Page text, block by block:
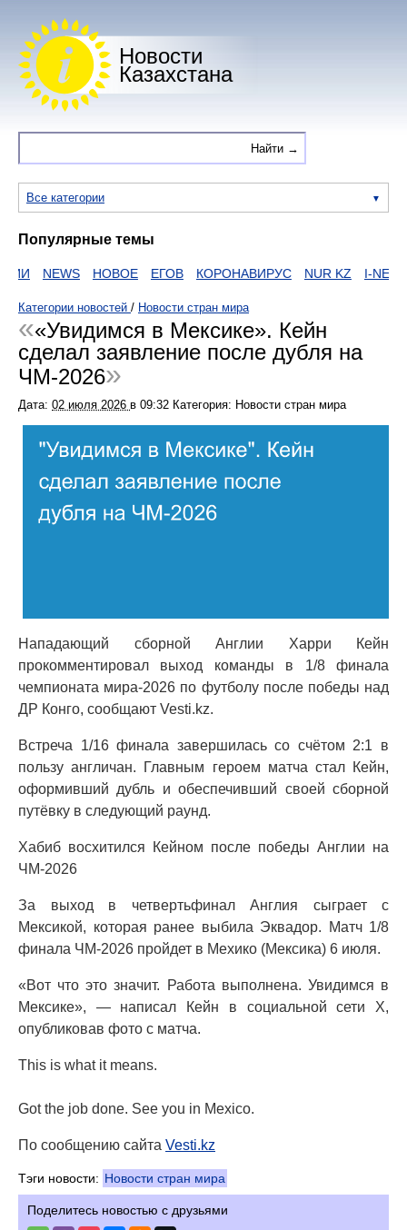
Новости
Казахстана
Все категории
Популярные темы
NEWS НОВОЕ ЕГОВ КОРОНАВИРУС NUR KZ I-NEWS
Категории новостей / Новости стран мира
«Увидимся в Мексике». Кейн
сделал заявление после дубля на
ЧМ-2026
Дата: 02 июля 2026 в 09:32 Категория: Новости стран мира
Нападающий сборной Англии Харри Кейн
прокомментировал выход команды в 1/8 финала
чемпионата мира-2026 по футболу после победы над
ДР Конго, сообщают Vesti.kz.
Встреча 1/16 финала завершилась со счётом 2:1 в
пользу англичан. Главным героем матча стал Кейн,
оформивший дубль и обеспечивший своей сборной
путёвку в следующий раунд.
Хабиб восхитился Кейном после победы Англии на
ЧМ-2026
За выход в четвертьфинал Англия сыграет с
Мексикой, которая ранее выбила Эквадор. Матч 1/8
финала ЧМ-2026 пройдет в Мехико (Мексика) 6 июля.
«Вот что это значит. Работа выполнена. Увидимся в
Мексике», — написал Кейн в социальной сети X,
опубликовав фото с матча.
This is what it means.
Got the job done. See you in Mexico.
По сообщению сайта Vesti.kz
Тэги новости: Новости стран мира
Поделитесь новостью с друзьями